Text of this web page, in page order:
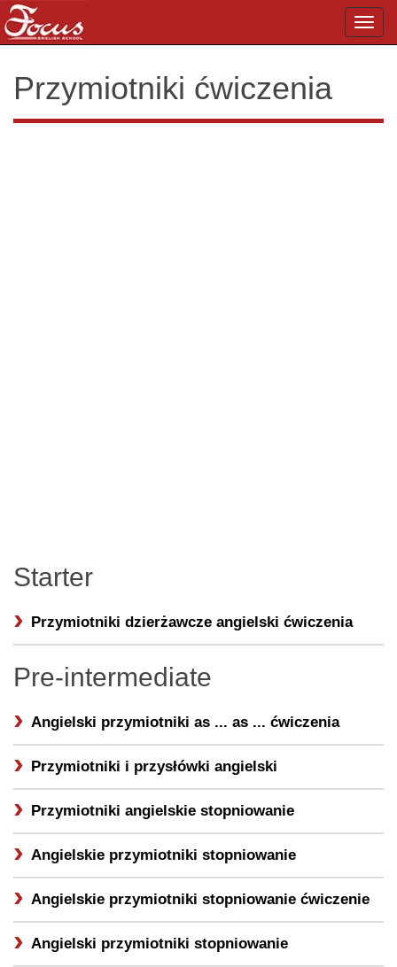
Przymiotniki ćwiczenia
Starter
Przymiotniki dzierżawcze angielski ćwiczenia
Pre-intermediate
Angielski przymiotniki as ... as ... ćwiczenia
Przymiotniki i przysłówki angielski
Przymiotniki angielskie stopniowanie
Angielskie przymiotniki stopniowanie
Angielskie przymiotniki stopniowanie ćwiczenie
Angielski przymiotniki stopniowanie